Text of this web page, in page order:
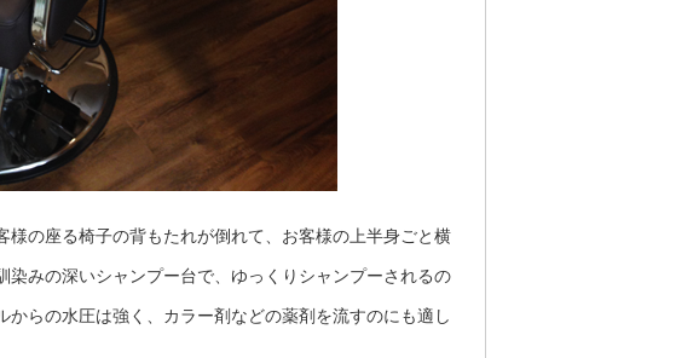
様の座る椅子の背もたれが倒れて、お客様の上半身ごと横
染みの深いシャンプー台で、ゆっくりシャンプーされるの
らの水圧は強く、カラー剤などの薬剤を流すのにも適し